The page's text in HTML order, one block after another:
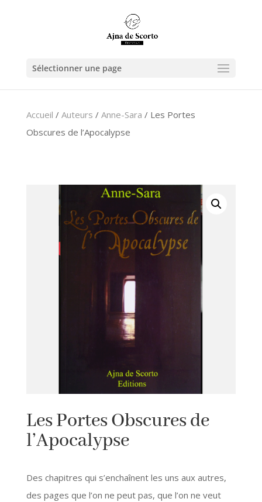
Sélectionner une page
Accueil / Auteurs / Anne-Sara / Les Portes
Obscures de l’Apocalypse
Les Portes Obscures de
l’Apocalypse
Des chapitres qui s’enchaînent les uns aux autres,
des pages que l’on ne peut pas, que l’on ne veut